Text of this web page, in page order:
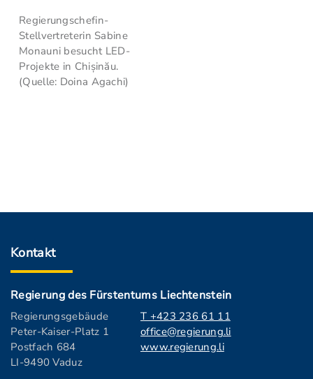
Regierungschefin-
Stellvertreterin Sabine
Monauni besucht LED-
Projekte in Chișinău.
(Quelle: Doina Agachi)
Kontakt
Regierung des Fürstentums Liechtenstein
Regierungsgebäude
Peter-Kaiser-Platz 1
Postfach 684
LI-9490 Vaduz
T +423 236 61 11
office@regierung.li
www.regierung.li